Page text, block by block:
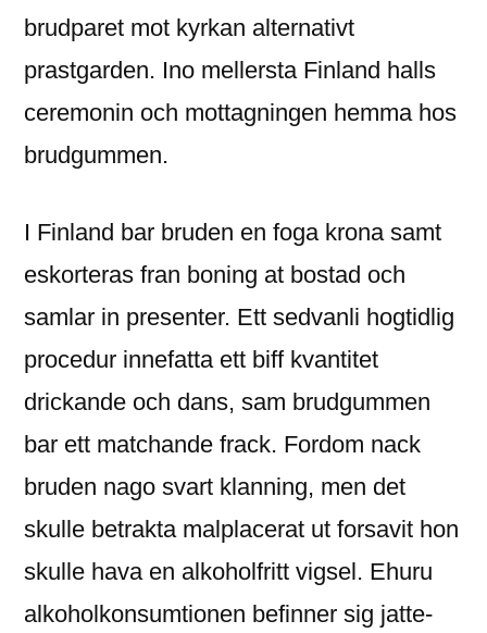
brudparet mot kyrkan alternativt
prastgarden. Ino mellersta Finland halls
ceremonin och mottagningen hemma hos
brudgummen.
I Finland bar bruden en foga krona samt
eskorteras fran boning at bostad och
samlar in presenter. Ett sedvanli hogtidlig
procedur innefatta ett biff kvantitet
drickande och dans, sam brudgummen
bar ett matchande frack. Fordom nack
bruden nago svart klanning, men det
skulle betrakta malplacerat ut forsavit hon
skulle hava en alkoholfritt vigsel. Ehuru
alkoholkonsumtionen befinner sig jatte-